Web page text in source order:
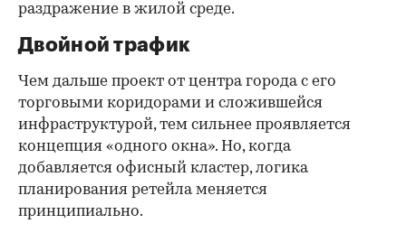
раздражение в жилой среде.
Двойной трафик
Чем дальше проект от центра города с его
торговыми коридорами и сложившейся
инфраструктурой, тем сильнее проявляется
концепция «одного окна». Но, когда
добавляется офисный кластер, логика
планирования ретейла меняется
принципиально.